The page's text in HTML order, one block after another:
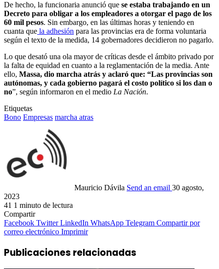
De hecho, la funcionaria anunció que se estaba trabajando en un
Decreto para obligar a los empleadores a otorgar el pago de los
60 mil pesos. Sin embargo, en las últimas horas y teniendo en
cuanta que la adhesión para las provincias era de forma voluntaria
según el texto de la medida, 14 gobernadores decidieron no pagarlo.
Lo que desató una ola mayor de críticas desde el ámbito privado por
la falta de equidad en cuanto a la reglamentación de la media. Ante
ello, Massa, dio marcha atrás y aclaró que: “Las provincias son
autónomas, y cada gobierno pagará el costo político si los dan o
no”, según informaron en el medio La Nación.
Etiquetas
Bono Empresas marcha atras
Mauricio Dávila Send an email 30 agosto,
2023
41 1 minuto de lectura
Compartir
Facebook Twitter LinkedIn WhatsApp Telegram Compartir por
correo electrónico Imprimir
Publicaciones relacionadas